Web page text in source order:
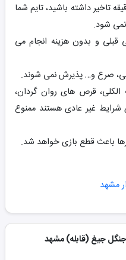
در صورتی که بیش از 20 دقیقه تاخیر داشته باشید، تایم شما
شود.
قبلی و بدون هزینه انجام می
صرع و… پذیرش نمی شوند.
قرص های روان گردان،
شرایط غیر عادی هستند ممنوع
باعث قطع بازی خواهد شد.
مشهد
جنگل جیغ (قابله) مشهد